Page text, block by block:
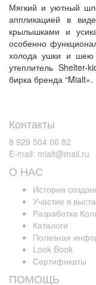
Мягкий и уютный
аппликацией в
крылышками и
особенно
холода ушки и шею
утеплитель
бирка бренда “Mialt».
Контакты
8 929 504 06 82
E-mail: mialt@mail.ru
О НАС
История
Участие в
Разработка
Каталоги
Полезная
Look Book
Сертификаты
ПОМОЩЬ